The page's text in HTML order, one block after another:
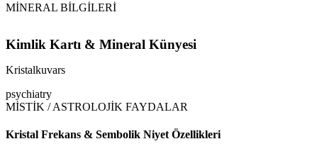
MİNERAL BİLGİLERİ
Kimlik Kartı & Mineral Künyesi
Kristalkuvars
psychiatry
MİSTİK / ASTROLOJİK FAYDALAR
Kristal Frekans & Sembolik Niyet Özellikleri